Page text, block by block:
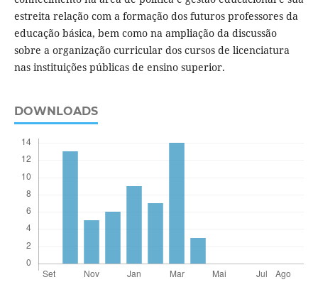
estreita relação com a formação dos futuros professores da
educação básica, bem como na ampliação da discussão
sobre a organização curricular dos cursos de licenciatura
nas instituições públicas de ensino superior.
DOWNLOADS